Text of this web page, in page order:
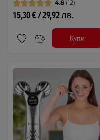
4.8 (12)
15,30 € / 29,92 лв.
Купи